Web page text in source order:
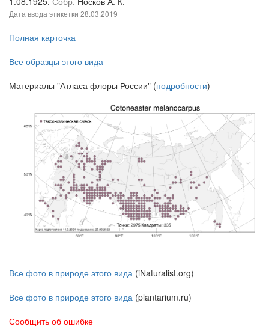
Дата ввода этикетки 28.03.2019
Полная карточка
Все образцы этого вида
Материалы "Атласа флоры России" (подробности)
Все фото в природе этого вида (iNaturalist.org)
Все фото в природе этого вида (plantarium.ru)
Сообщить об ошибке